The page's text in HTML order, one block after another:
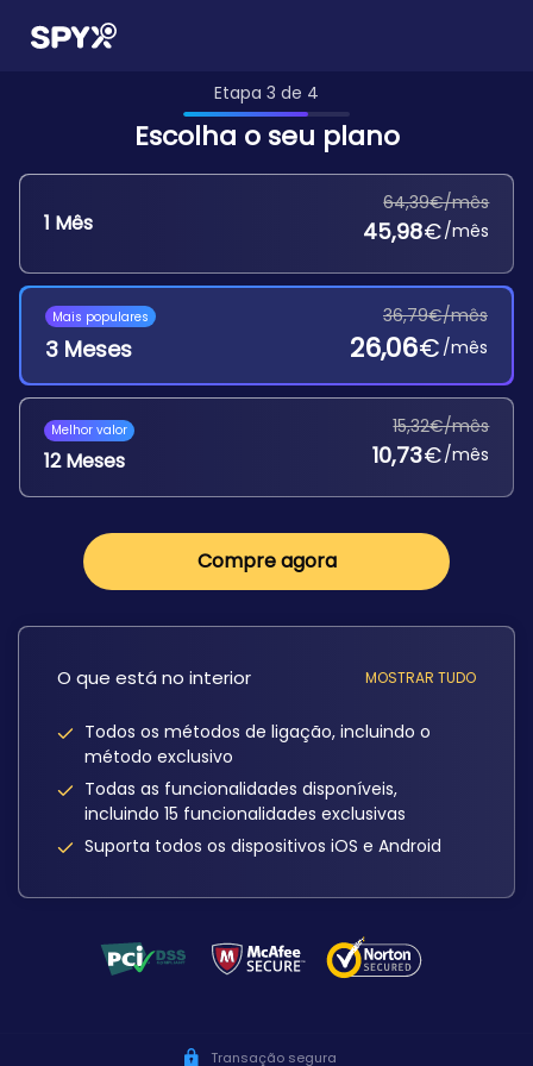
Etapa 3 de 4
Escolha o seu plano
1 Mês 45,98€/mês
64,39€/mês
3 Meses
Mais populares
26,06€ /mês
36,79€/mês
12 Meses
Melhor valor
10,73€/mês
15,32€/mês
Compre agora
O que está no interior MOSTRAR TUDO
Todos os métodos de ligação, incluindo o
método exclusivo
Todas as funcionalidades disponíveis,
incluindo 15 funcionalidades exclusivas
Suporta todos os dispositivos iOS e Android
Transação segura